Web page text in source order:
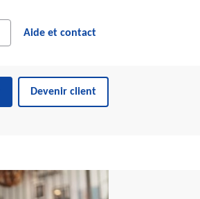
dynamiquement sous le champ de
Aide et contact
Devenir client